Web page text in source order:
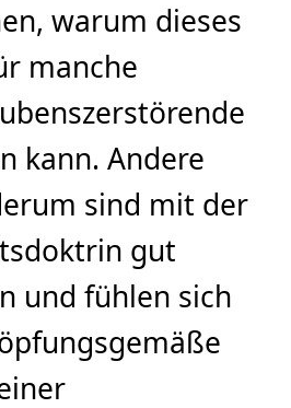
warum dieses
manche
kann. Andere
sind mit der
gut
und fühlen sich